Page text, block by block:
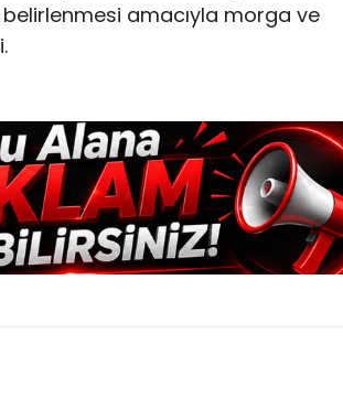
amacıyla morga ve